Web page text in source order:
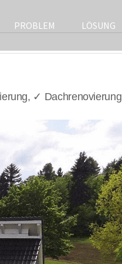
PROBLEM LÖSUNG
✓ Dachrenovierung